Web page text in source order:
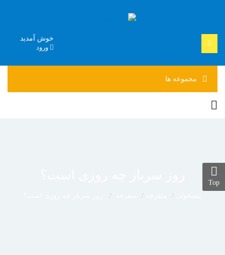
خوش آمدید
ورود
مجموعه ها
Top